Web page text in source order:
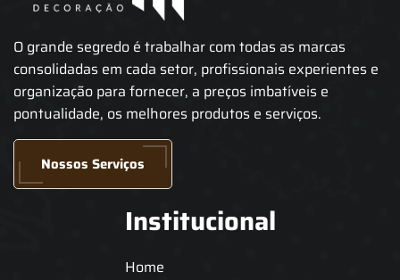
O grande segredo é trabalhar com todas as marcas
consolidadas em cada setor, profissionais experientes e
organização para fornecer, a preços imbatíveis e
pontualidade, os melhores produtos e serviços.
Nossos Serviços
Institucional
Home